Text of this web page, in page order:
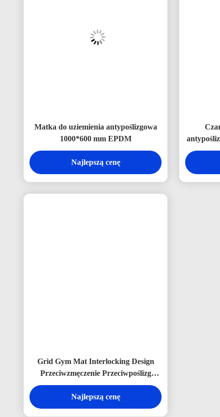
Matka do uziemienia antypoślizgowa
1000*600 mm EPDM
Najlepszą cenę
Grid Gym Mat Interlocking Design
Przeciwzmęczenie Przeciwpoślizg
Elastyczna podłoga gimnastyczna
Najlepszą cenę